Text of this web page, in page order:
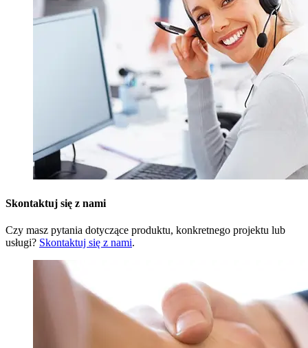
Skontaktuj się z nami
Czy masz pytania dotyczące produktu, konkretnego projektu lub
usługi? Skontaktuj się z nami.